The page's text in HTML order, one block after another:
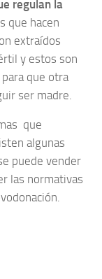
regulan la
que hacen
extraídos
y estos son
que otra
ser madre.
que
algunas
puede vender
las normativas